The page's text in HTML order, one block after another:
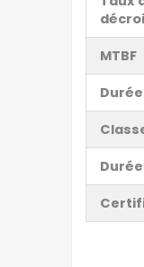
MTBF